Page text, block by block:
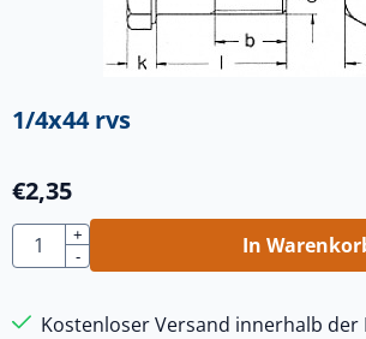
1/4x44 rvs
€2,35
Anzahl
+
-
In
Kostenloser Versand innerhalb der